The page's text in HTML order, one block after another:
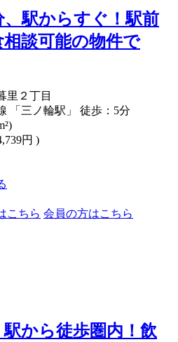
駅からすぐ！駅前
談可能の物件で
里２丁目
「三ノ輪駅」 徒歩：5分
円 )
こちら 会員の方はこちら
から徒歩圏内！飲